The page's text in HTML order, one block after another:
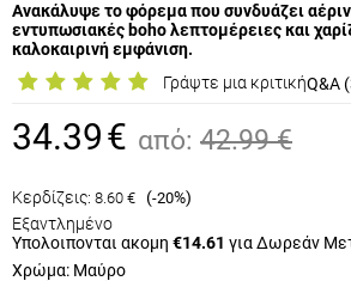
Ανακάλυψε το φόρεμα που συνδυάζει
εντυπωσιακές boho λεπτομέρειες και
καλοκαιρινή εμφάνιση.
Γράψτε μια κριτικήQ&A
34.39€ από:42.99 €
Κερδίζεις: 8.60 € (-20%)
Εξαντλημένο
Υπολοιπονται ακομη €14.61 για Δωρεάν
Χρώμα: Μαύρο